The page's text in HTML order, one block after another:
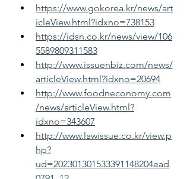
https://www.gokorea.kr/news/art
icleView.html?idxno=738153
https://idsn.co.kr/news/view/106
5589809311583
http://www.issuenbiz.com/news/
articleView.html?idxno=20694
http://www.foodneconomy.com
/news/articleView.html?
idxno=343607
http://www.lawissue.co.kr/view.p
hp?
ud=202301301533391148204ead